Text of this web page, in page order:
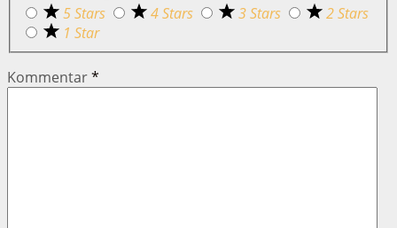
5 Stars
4 Stars 3 Stars
2 Stars
1 Star
Kommentar*